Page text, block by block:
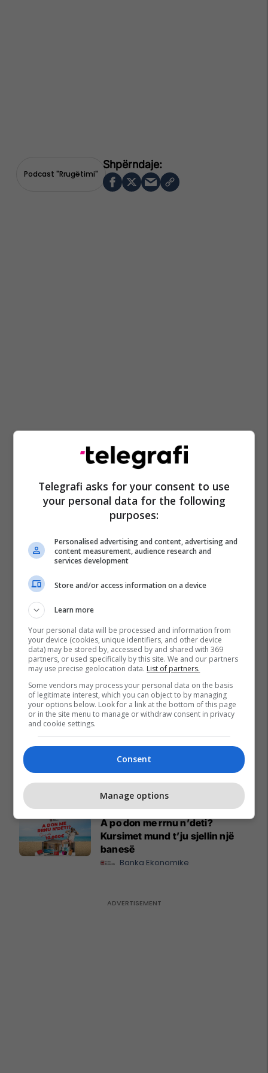
Podcast "rrugëtimi"
Promo
zhvillimin tuaj profesional
Telegrafi Jobs
IPKO, Sponsor i Artë i DokuFest
2026, mbështet filmin dhe
frymëzon gjeneratën e re të
krijuesve
IPKO
Pashtetat MEKA - zgjedhje
praktike për mëngjes, piknik
dhe rrugë
A po don me rrnu n’deti?
Kursimet mund t’ju sjellin një
banesë
Banka Ekonomike
Telegrafi asks for your consent to use
your personal data for the following
purposes:
Personalised advertising and content, advertising and
content measurement, audience research and
services development
Store and/or access information on a device
Learn more
Your personal data will be processed and information from
your device (cookies, unique identifiers, and other device
data) may be stored by, accessed by and shared with 369
partners, or used specifically by this site. We and our partners
may use precise geolocation data. List of partners.
Some vendors may process your personal data on the basis
of legitimate interest, which you can object to by managing
your options below. Look for a link at the bottom of this page
or in the site menu to manage or withdraw consent in privacy
and cookie settings.
Consent
Manage options